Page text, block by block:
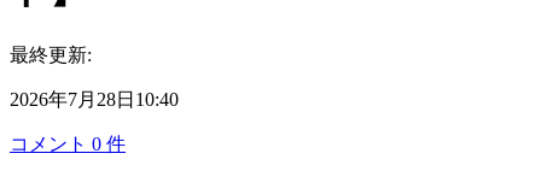
最終更新:
2026年7月28日10:40
コメント 0 件